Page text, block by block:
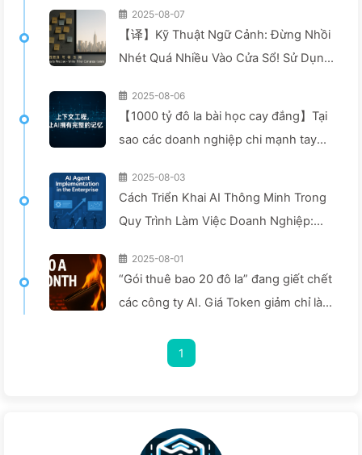
2025-08-07
【译】Kỹ Thuật Ngữ Cảnh: Đừng Nhồi
Nhét Quá Nhiều Vào Cửa Sổ! Sử Dụng
Cảnh Giác Với Sự Can Thiệp Gây Rối,
Để Chặn Âm Thanh Ở Bên Ngoài —
2025-08-06
【1000 tỷ đô la bài học cay đắng】Tại
sao các doanh nghiệp chi mạnh tay
vào những lúc then chốt, khiến đối
thủ đạt được 90% sự cải thiện hiệu
2025-08-03
Cách Triển Khai AI Thông Minh Trong
Quy Trình Làm Việc Doanh Nghiệp:
Năm 2025 — Chậm Rãi Học AI166
2025-08-01
“Gói thuê bao 20 đô la” đang giết chết
các công ty AI. Giá Token giảm chỉ là
chính là lòng tham của bạn — Học AI
1